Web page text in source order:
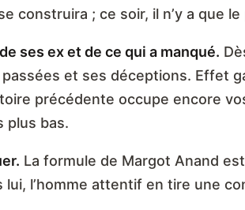
construira ; ce soir, il n’y a que
ses ex et de ce qui a manqué.
et ses déceptions. Effet
précédente occupe encore
plus bas.
La formule de Margot Anand
lui, l’homme attentif en tire une